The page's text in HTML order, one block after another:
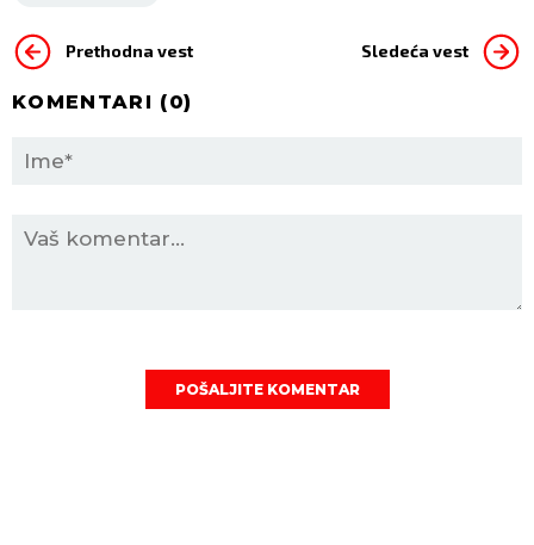
Prethodna vest Sledeća vest
KOMENTARI (0)
POŠALJITE KOMENTAR